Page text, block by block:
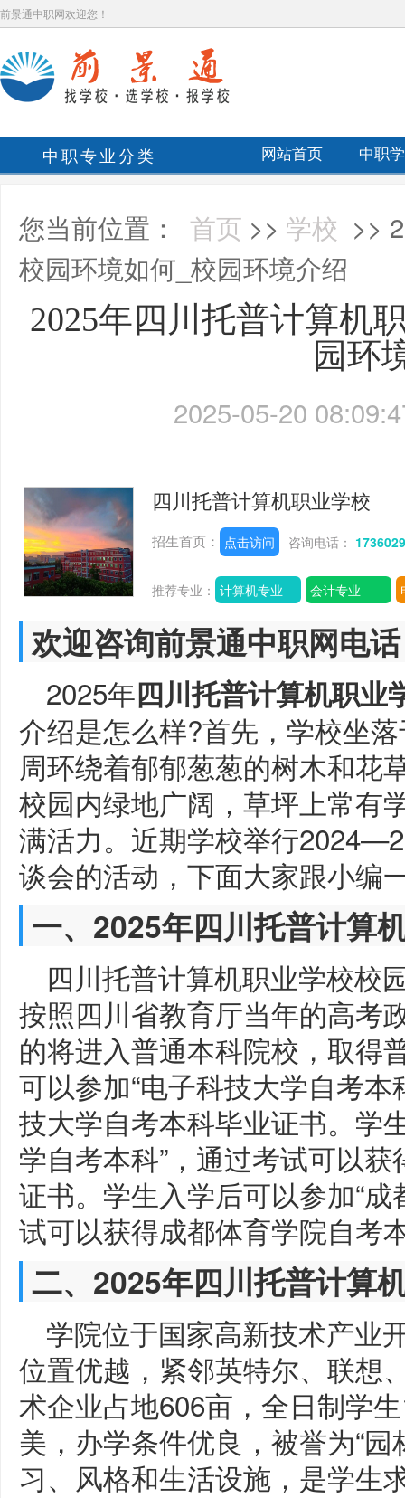
前景通中职网欢迎您！
中职专业分类 网站首页 中职
您当前位置： 首页 >> 学校 >>
校园环境如何_校园环境介绍
2025年四川托普计算机
园环
2025-05-20
四川托普计算机职业学校
招生首页： 点击访问 咨询电话：
推荐专业： 计算机专业 会计专业
欢迎咨询前景通中职网电
2025年四川托普计算机职业
介绍是怎么样?首先，学校坐
周环绕着郁郁葱葱的树木和花
校园内绿地广阔，草坪上常有
满活力。近期学校举行
谈会的活动，下面大家跟小编
一、2025年四川托普计算
四川托普计算机职业学校校
按照四川省教育厅当年的高考
的将进入普通本科院校，取得
可以参加“电子科技大学自考
技大学自考本科毕业证书。学
学自考本科”，通过考试可以
证书。学生入学后可以参加“
试可以获得成都体育学院自考
二、2025年四川托普计算
学院位于国家高新技术产业
位置优越，紧邻英特尔、联想
术企业占地606亩，全日制学
美，办学条件优良，被誉为“
习、风格和生活设施，是学生